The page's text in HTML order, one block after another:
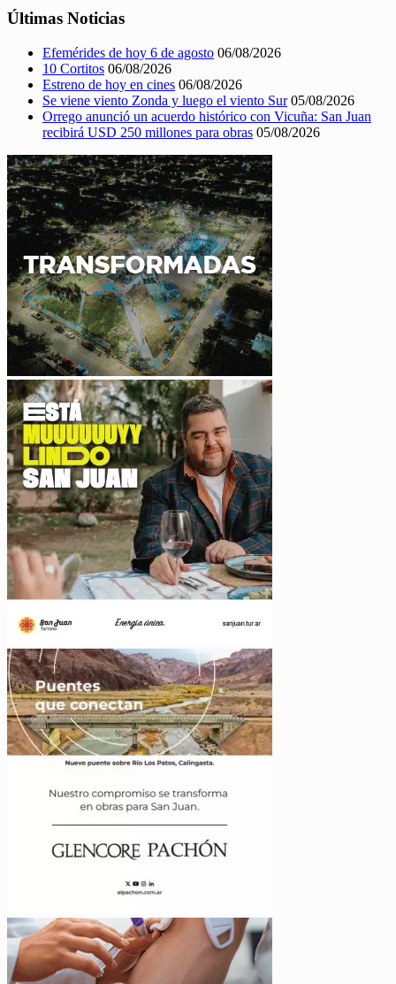
Últimas Noticias
Efemérides de hoy 6 de agosto 06/08/2026
10 Cortitos 06/08/2026
Estreno de hoy en cines 06/08/2026
Se viene viento Zonda y luego el viento Sur 05/08/2026
Orrego anunció un acuerdo histórico con Vicuña: San Juan
recibirá USD 250 millones para obras 05/08/2026